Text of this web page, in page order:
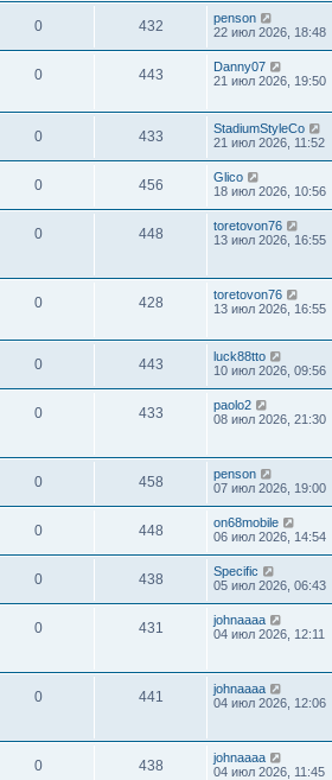
0 432
penson
22 июл 2026, 18:48
0 443
Danny07
21 июл 2026, 19:50
0 433
StadiumStyleCo
21 июл 2026, 11:52
0 456
Glico
18 июл 2026, 10:56
0 448
toretovon76
13 июл 2026, 16:55
0 428
toretovon76
13 июл 2026, 16:55
0 443
luck88tto
10 июл 2026, 09:56
0 433
paolo2
08 июл 2026, 21:30
0 458
penson
07 июл 2026, 19:00
0 448
on68mobile
06 июл 2026, 14:54
0 438
Specific
05 июл 2026, 06:43
0 431
johnaaaa
04 июл 2026, 12:11
0 441
johnaaaa
04 июл 2026, 12:06
0 438
johnaaaa
04 июл 2026, 11:45